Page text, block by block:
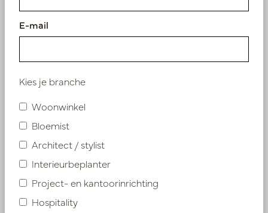
Vergelijkbare producten
E-mail
Kies je branche
Woonwinkel
Bloemist
Architect / stylist
Interieurbeplanter
Project- en kantoorinrichting
Hospitality